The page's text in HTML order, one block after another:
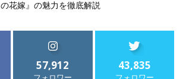
の花嫁』の魅力を徹底解説
57,912 43,835